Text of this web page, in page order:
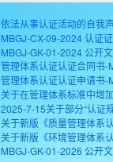
依法从事认证活动的自我
MBGJ-CX-09-2024 认证
MBGJ-GK-01-2024 公开
管理体系认证认证合同书-
管理体系认证认证申请书
关于在管理体系标准中增
2025-7-15关于部分“认证
关于新版《质量管理体系
关于新版《环境管理体系
MBGJ-GK-01-2026 公开